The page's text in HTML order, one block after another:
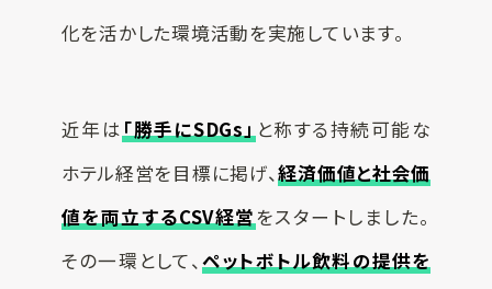
化を活かした環境活動を実施しています。
近年は「勝手にSDGs」と称する持続可能な
ホテル経営を目標に掲げ、経済価値と社会価
値を両立するCSV経営をスタートしました。
その一環として、ペットボトル飲料の提供を